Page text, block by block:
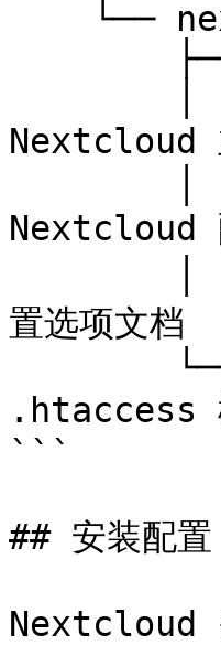
Nextcloud
Nextcloud
置选项文档
.htaccess
```
## 安装配
Nextcloud